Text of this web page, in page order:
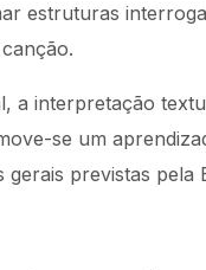
estruturas
a interpretação
se um
previstas pela